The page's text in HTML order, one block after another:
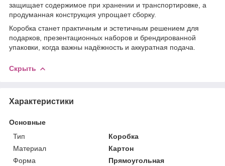
защищает содержимое при хранении и транспортировке, а
продуманная конструкция упрощает сборку.
Коробка станет практичным и эстетичным решением для
подарков, презентационных наборов и брендированной
упаковки, когда важны надёжность и аккуратная подача.
Скрыть
Характеристики
Основные
Тип
Коробка
Материал
Картон
Форма
Прямоугольная